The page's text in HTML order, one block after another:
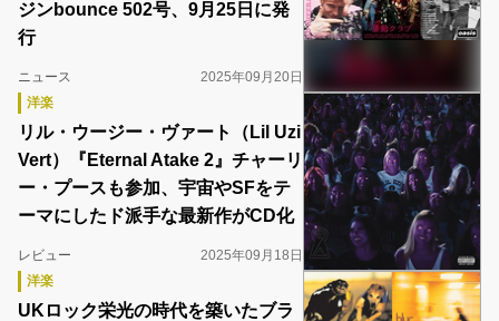
ジンbounce 502号、9月25日に発
行
ニュース
2025年09月20日
洋楽
リル・ウージー・ヴァート（Lil Uzi
Vert）『Eternal Atake 2』チャーリ
ー・プースも参加、宇宙やSFをテ
ーマにしたド派手な最新作がCD化
レビュー
2025年09月18日
洋楽
UKロック栄光の時代を築いたブラ